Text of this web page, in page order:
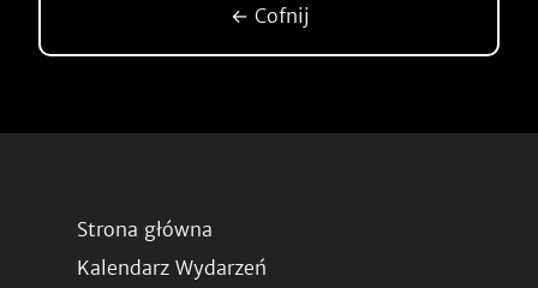
← Cofnij
Strona główna
Kalendarz Wydarzeń